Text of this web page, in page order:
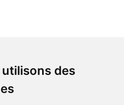
des
votre commande à Amiens
ou recevez-là rapidement